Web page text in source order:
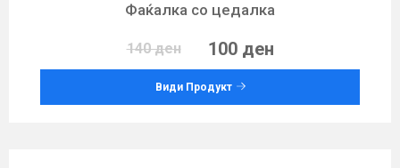
Фаќалка со цедалка
140 ден 100 ден
Види Продукт